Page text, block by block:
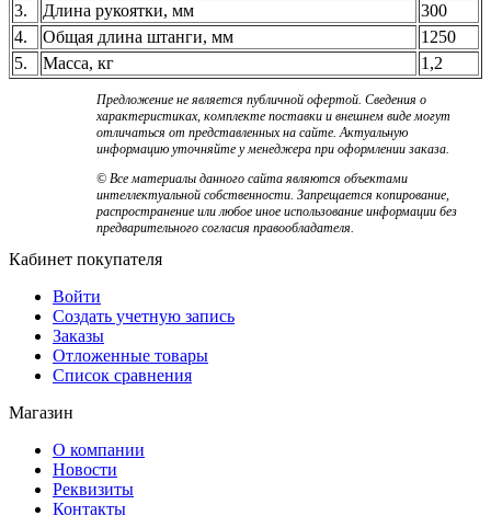
3.
Длина рукоятки, мм
300
4.
Общая длина штанги, мм
1250
5.
Масса, кг 1,2
Предложение не является публичной офертой. Сведения о
характеристиках, комплекте поставки и внешнем виде могут
отличаться от представленных на сайте. Актуальную
информацию уточняйте у менеджера при оформлении заказа.
© Все материалы данного сайта являются объектами
интеллектуальной собственности. Запрещается копирование,
распространение или любое иное использование информации без
предварительного согласия правообладателя.
Кабинет покупателя
Войти
Создать учетную запись
Заказы
Отложенные товары
Список сравнения
Магазин
О компании
Новости
Реквизиты
Контакты